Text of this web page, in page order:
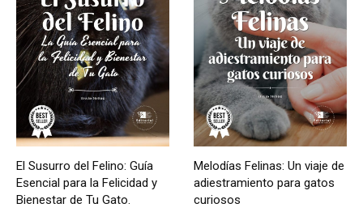
El Susurro del Felino: Guía
Esencial para la Felicidad y
Bienestar de Tu Gato.
Melodías Felinas: Un viaje de
adiestramiento para gatos
curiosos